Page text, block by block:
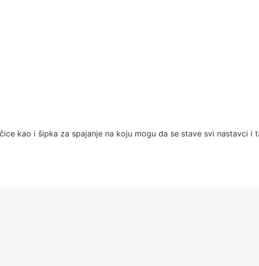
kao i šipka za spajanje na koju mogu da se stave svi nastavci